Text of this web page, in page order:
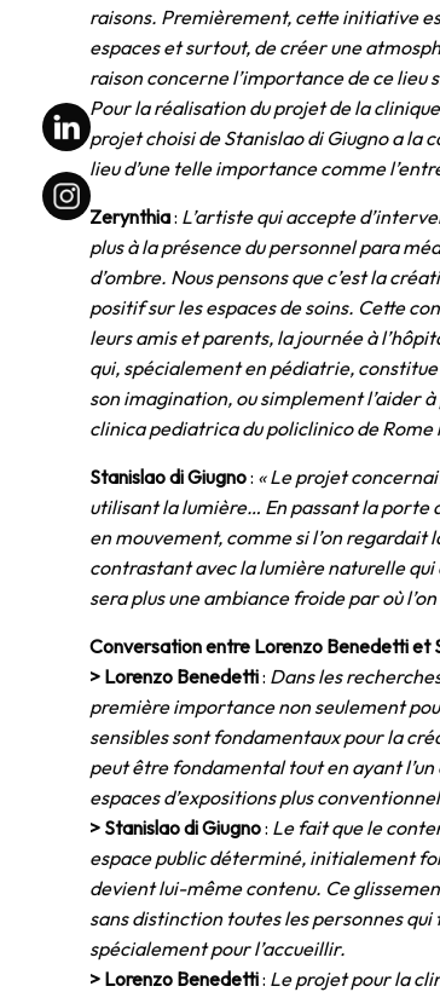
raisons. Premièrement, cette initiative
espaces et surtout, de créer une
raison concerne l’importance de ce lieu
Pour la réalisation du projet de la
projet choisi de Stanislao di Giugno a la
lieu d’une telle importance comme
Zerynthia: L’artiste qui accepte
plus à la présence du personnel para
d’ombre. Nous pensons que c’est la
positif sur les espaces de soins. Cette
leurs amis et parents, la journée à
qui, spécialement en pédiatrie,
son imagination, ou simplement l’aider
clinica pediatrica du policlinico de
Stanislao di Giugno: « Le projet
utilisant la lumière… En passant la porte
en mouvement, comme si l’on
contrastant avec la lumière naturelle
sera plus une ambiance froide par où
Conversation entre Lorenzo Benedetti et
> Lorenzo Benedetti: Dans les
première importance non seulement
sensibles sont fondamentaux pour la
peut être fondamental tout en ayant
espaces d’expositions plus
> Stanislao di Giugno: Le fait que le
espace public déterminé, initialement
devient lui-même contenu. Ce
sans distinction toutes les personnes
spécialement pour l’accueillir.
> Lorenzo Benedetti: Le projet pour la